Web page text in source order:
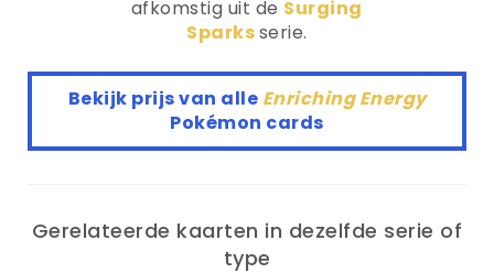
afkomstig uit de Surging
Sparksserie.
Bekijk prijs van alle Enriching Energy
Pokémon cards
Gerelateerde kaarten in dezelfde serie of
type